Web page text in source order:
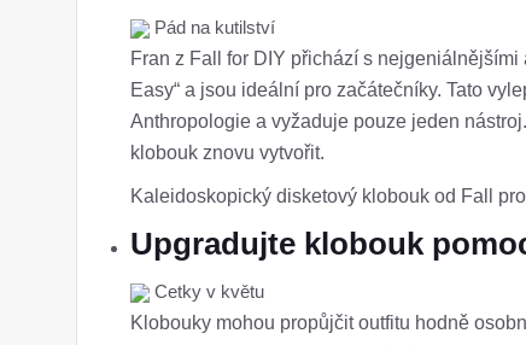
Pád na kutilství
Fran z Fall for DIY přichází s
Easy“ a jsou ideální pro začátečníky. Tato
Anthropologie a vyžaduje pouze jeden
klobouk znovu vytvořit.
Kaleidoskopický disketový klobouk od Fall
Upgradujte klobouk
Cetky v květu
Klobouky mohou propůjčit outfitu hodně